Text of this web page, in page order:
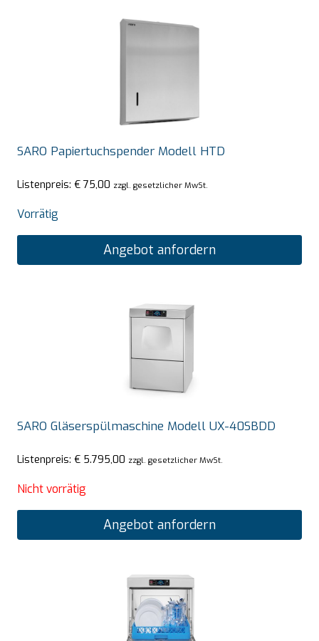
SARO Papiertuchspender Modell HTD
Listenpreis: € 75,00 zzgl. gesetzlicher MwSt.
Vorrätig
Angebot anfordern
SARO Gläserspülmaschine Modell UX-40SBDD
Listenpreis: € 5.795,00 zzgl. gesetzlicher MwSt.
Nicht vorrätig
Angebot anfordern